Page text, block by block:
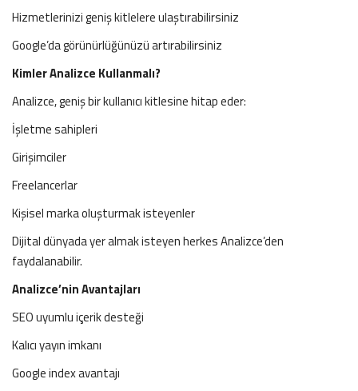
Hizmetlerinizi geniş kitlelere ulaştırabilirsiniz
Google’da görünürlüğünüzü artırabilirsiniz
Kimler Analizce Kullanmalı?
Analizce, geniş bir kullanıcı kitlesine hitap eder:
İşletme sahipleri
Girişimciler
Freelancerlar
Kişisel marka oluşturmak isteyenler
Dijital dünyada yer almak isteyen herkes Analizce’den
faydalanabilir.
Analizce’nin Avantajları
SEO uyumlu içerik desteği
Kalıcı yayın imkanı
Google index avantajı